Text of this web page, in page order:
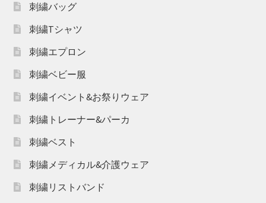
刺繍バッグ
刺繍Tシャツ
刺繍エプロン
刺繍ベビー服
刺繍イベント&お祭りウェア
刺繍トレーナー&パーカ
刺繍ベスト
刺繍メディカル&介護ウェア
刺繍リストバンド